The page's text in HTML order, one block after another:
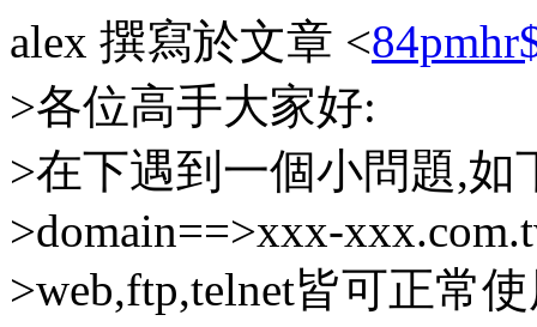
alex 撰寫於文章 <
>各位高手大家好:
>在下遇到一個小問題,如
>domain==>xxx-
>web,ftp,telnet皆可正常